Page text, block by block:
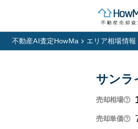
不動産AI査定HowMa エリア相場情報
サンラ
売却相場
売却単価